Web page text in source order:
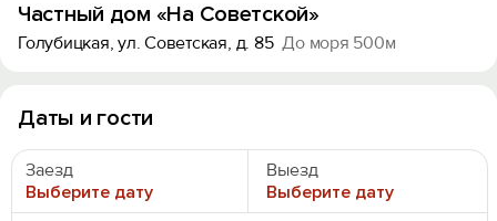
Частный дом «На Советской»
Голубицкая, ул. Советская, д. 85 До моря 500м
Даты и гости
Заезд
Выберите дату
Выезд
Выберите дату